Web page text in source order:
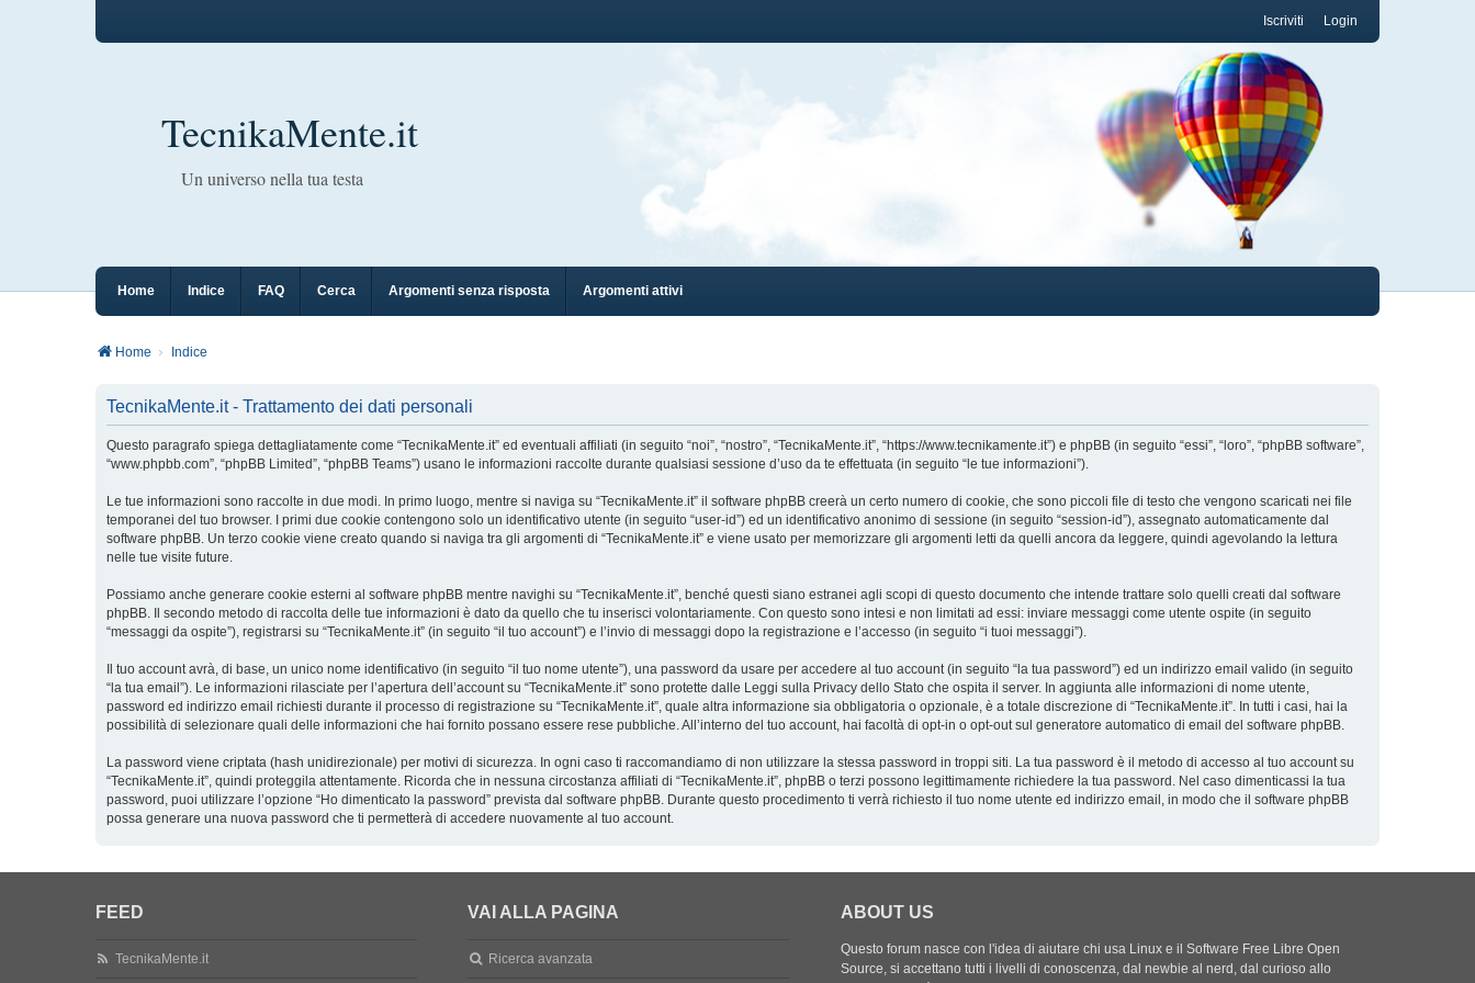
Login
Iscriviti
TecnikaMente.it
Un universo nella tua testa
Home Indice FAQ Cerca Argomenti senza risposta Argomenti attivi
Home Indice
TecnikaMente.it - Trattamento dei dati personali
Questo paragrafo spiega dettagliatamente come “TecnikaMente.it” ed eventuali affiliati (in seguito “noi”, “nostro”, “TecnikaMente.it”, “https://www.tecnikamente.it”) e phpBB (in seguito “essi”, “loro”, “phpBB software”,
“www.phpbb.com”, “phpBB Limited”, “phpBB Teams”) usano le informazioni raccolte durante qualsiasi sessione d’uso da te effettuata (in seguito “le tue informazioni”).
Le tue informazioni sono raccolte in due modi. In primo luogo, mentre si naviga su “TecnikaMente.it” il software phpBB creerà un certo numero di cookie, che sono piccoli file di testo che vengono scaricati nei file
temporanei del tuo browser. I primi due cookie contengono solo un identificativo utente (in seguito “user-id”) ed un identificativo anonimo di sessione (in seguito “session-id”), assegnato automaticamente dal
software phpBB. Un terzo cookie viene creato quando si naviga tra gli argomenti di “TecnikaMente.it” e viene usato per memorizzare gli argomenti letti da quelli ancora da leggere, quindi agevolando la lettura
nelle tue visite future.
Possiamo anche generare cookie esterni al software phpBB mentre navighi su “TecnikaMente.it”, benché questi siano estranei agli scopi di questo documento che intende trattare solo quelli creati dal software
phpBB. Il secondo metodo di raccolta delle tue informazioni è dato da quello che tu inserisci volontariamente. Con questo sono intesi e non limitati ad essi: inviare messaggi come utente ospite (in seguito
“messaggi da ospite”), registrarsi su “TecnikaMente.it” (in seguito “il tuo account”) e l’invio di messaggi dopo la registrazione e l’accesso (in seguito “i tuoi messaggi”).
Il tuo account avrà, di base, un unico nome identificativo (in seguito “il tuo nome utente”), una password da usare per accedere al tuo account (in seguito “la tua password”) ed un indirizzo email valido (in seguito
“la tua email”). Le informazioni rilasciate per l’apertura dell’account su “TecnikaMente.it” sono protette dalle Leggi sulla Privacy dello Stato che ospita il server. In aggiunta alle informazioni di nome utente,
password ed indirizzo email richiesti durante il processo di registrazione su “TecnikaMente.it”, quale altra informazione sia obbligatoria o opzionale, è a totale discrezione di “TecnikaMente.it”. In tutti i casi, hai la
possibilità di selezionare quali delle informazioni che hai fornito possano essere rese pubbliche. All’interno del tuo account, hai facoltà di opt-in o opt-out sul generatore automatico di email del software phpBB.
La password viene criptata (hash unidirezionale) per motivi di sicurezza. In ogni caso ti raccomandiamo di non utilizzare la stessa password in troppi siti. La tua password è il metodo di accesso al tuo account su
“TecnikaMente.it”, quindi proteggila attentamente. Ricorda che in nessuna circostanza affiliati di “TecnikaMente.it”, phpBB o terzi possono legittimamente richiedere la tua password. Nel caso dimenticassi la tua
password, puoi utilizzare l’opzione “Ho dimenticato la password” prevista dal software phpBB. Durante questo procedimento ti verrà richiesto il tuo nome utente ed indirizzo email, in modo che il software phpBB
possa generare una nuova password che ti permetterà di accedere nuovamente al tuo account.
FEED
TecnikaMente.it
VAI ALLA PAGINA
Ricerca avanzata
ABOUT US
Questo forum nasce con l'idea di aiutare chi usa Linux e il Software Free Libre Open
Source, si accettano tutti i livelli di conoscenza, dal newbie al nerd, dal curioso allo